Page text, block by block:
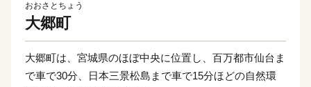
おおさとちょう
大郷町
大郷町は、宮城県のほぼ中央に位置し、百万都市仙台ま
で車で30分、日本三景松島まで車で15分ほどの自然環